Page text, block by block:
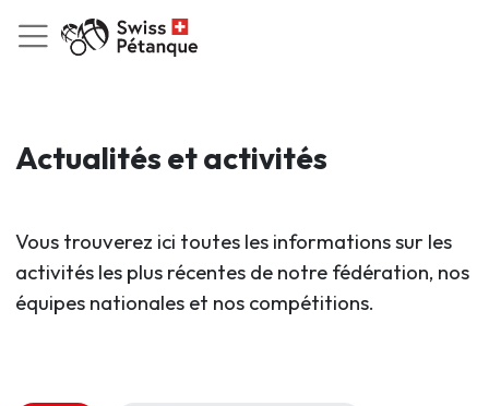
Actualités et activités
Vous trouverez ici toutes les informations sur les
activités les plus récentes de notre fédération, nos
équipes nationales et nos compétitions.